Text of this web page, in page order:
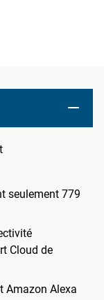
seulement 779
Cloud de
Amazon Alexa